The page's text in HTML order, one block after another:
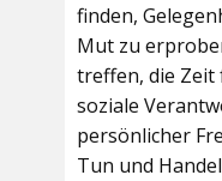
finden,
Mut zu
treffen, die Zeit
soziale
persönlicher
Tun und